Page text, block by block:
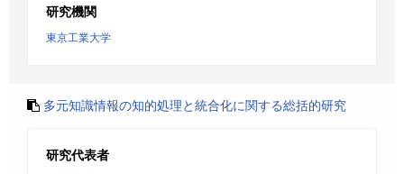
研究機関
東京工業大学
多元知識情報の知的処理と統合化に関する総括的研究
研究代表者